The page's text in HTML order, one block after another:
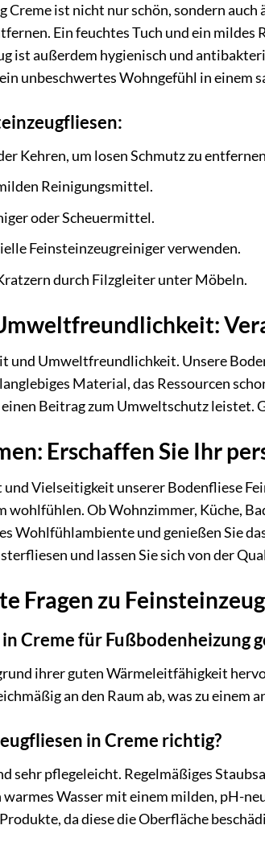
Creme ist nicht nur schön, sondern
Ein feuchtes Tuch und ein
ist außerdem hygienisch und
unbeschwertes Wohngefühl in einem
Kehren, um losen Schmutz zu
Reinigungsmittel.
oder Scheuermittel.
Feinsteinzeugreiniger verwenden.
durch Filzgleiter unter Möbeln.
und Umweltfreundlichkeit. Unsere
Material, das Ressourcen
Beitrag zum Umweltschutz
Erschaffen Sie Ihr
und Vielseitigkeit unserer Bodenfliese
wohlfühlen. Ob Wohnzimmer, Küche,
Wohlfühlambiente und genießen Sie
und lassen Sie sich von der
Fragen zu
Creme für Fußbodenheizung
ihrer guten Wärmeleitfähigkeit
an den Raum ab, was zu
in Creme richtig?
sehr pflegeleicht. Regelmäßiges
Wasser mit einem milden, pH-
da diese die Oberfläche